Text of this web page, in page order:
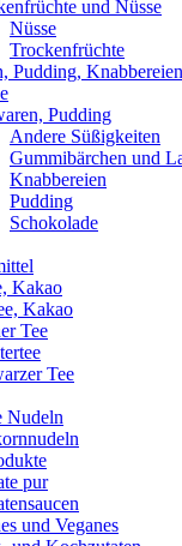
und Nüsse
Nüsse
Trockenfrüchte
Pudding, Knabbereien
Pudding
Andere Süßigkeiten
Gummibärchen und
Knabbereien
Pudding
Schokolade
Kakao
Kakao
Tee
Tee
Nudeln
pur
und Veganes